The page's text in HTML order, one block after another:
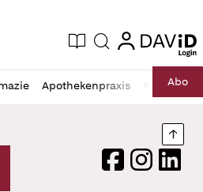
Zeitung
Aktuelle Ausgabe
Suche login
login
Apothekenpraxis RechtAbo
Logo
FacebookInstagram